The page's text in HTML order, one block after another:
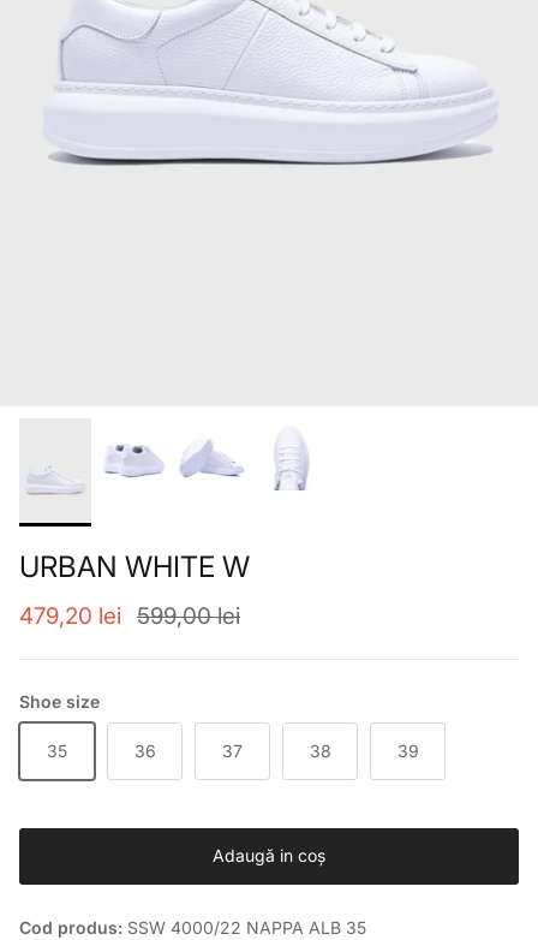
URBAN WHITE W
Preț de vânzare
479,20 lei Preț obișnuit
599,00 lei
Shoe size
35 36 37 38 39
Adaugă in coş
Cod produs: SSW 4000/22 NAPPA ALB 35